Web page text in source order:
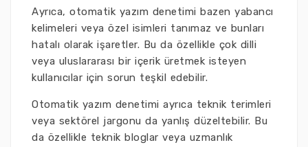
Ayrıca, otomatik yazım denetimi bazen yabancı
kelimeleri veya özel isimleri tanımaz ve bunları
hatalı olarak işaretler. Bu da özellikle çok dilli
veya uluslararası bir içerik üretmek isteyen
kullanıcılar için sorun teşkil edebilir.
Otomatik yazım denetimi ayrıca teknik terimleri
veya sektörel jargonu da yanlış düzeltebilir. Bu
da özellikle teknik bloglar veya uzmanlık